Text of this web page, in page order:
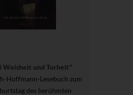
Weisheit und Torheit"
Hoffmann-Lesebuch zum
des berühmten